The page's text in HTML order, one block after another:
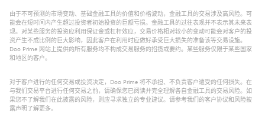
由于不可预测的市场变动、基础金融工具的价值和价格波动，金融工具的交易涉及高风险。可
能会在短时间内产生超过投资者初始投资的巨额亏损。金融工具的过往表现并不表示其未来表
现。对某些服务的投资应利用保证金或杠杆效应，交易价格相对较小的变动可能会对客户的投
资产生不成比例的巨大影响，因此客户在利用时应做好承受巨大损失的准备该等交易设施。
Doo Prime 网站上提供的所有服务均不构成交易服务的招揽或要约。某些服务仅限于某些国家
和地区的客户。
对于客户进行的任何交易或投资决定，Doo Prime 将不承担、不负责客户遭受的任何损失。在
与我们交易平台进行任何交易之前，请确保您已阅读并完全理解各自金融工具的交易风险。如
果您不了解我们在此披露的风险，则应寻求独立的专业建议。请参考我们的客户协议和风险披
露声明了解更多。